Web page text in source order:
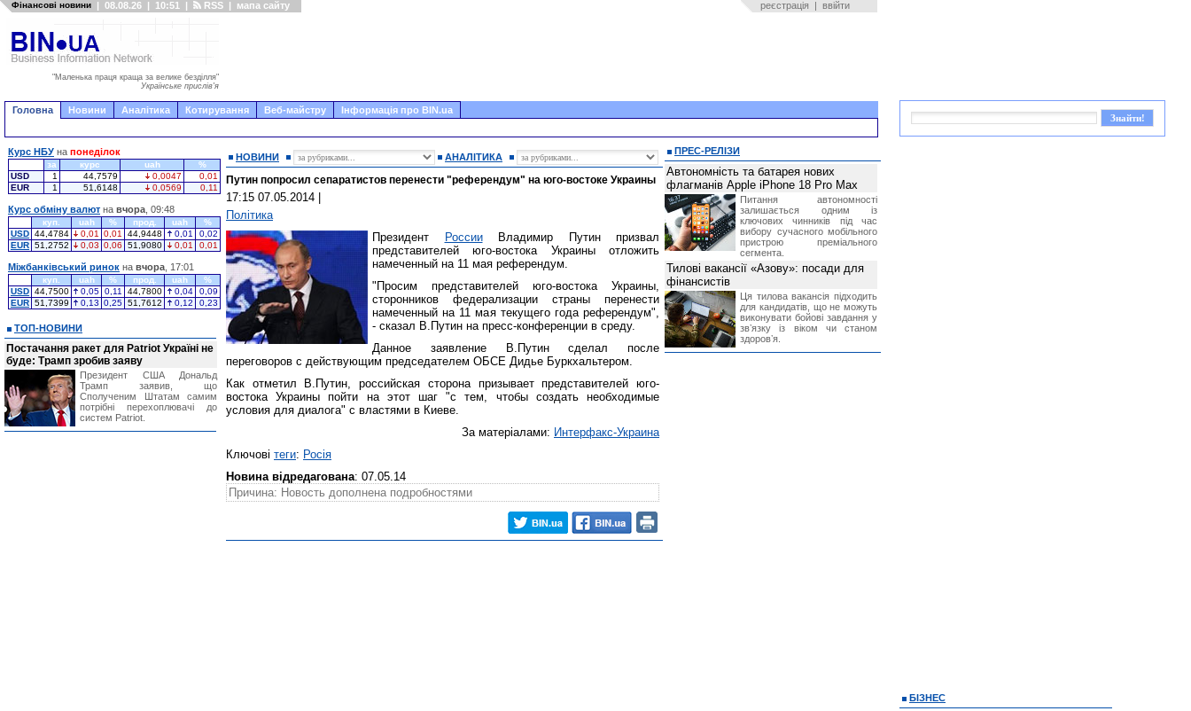
Фінансові новини | 08.08.26 | 10:51 | RSS | мапа сайту реєстрація | ввійти
"Маленька праця краща за велике безділля"
Українське прислів'я
Головна Новини Аналітика Котирування Веб-майстру Інформація про BIN.ua
НОВИНИ АНАЛІТИКА
Путин попросил сепаратистов перенести "референдум" на юго-востоке Украины
17:15 07.05.2014
Політика
Президент
РоссииВладимир Путин призвал
представителей юго-востока Украины отложить
намеченный на 11 мая референдум.
"Просим представителей юго-востока Украины,
сторонников федерализации страны перенести
намеченный на 11 мая текущего года референдум",
- сказал В.Путин на пресс-конференции в среду.
Данное заявление В.Путин сделал после
переговоров с действующим председателем ОБСЕ Дидье Буркхальтером.
Как отметил В.Путин, российская сторона призывает представителей юго-
востока Украины пойти на этот шаг "с тем, чтобы создать необходимые
условия для диалога" с властями в Киеве.
За матеріалами: Интерфакс-Украина
Ключові теги: Росія
Новина відредагована: 07.05.14
Причина: Новость дополнена подробностями
Курс НБУ на понеділок
за курс uah
%
USD
1 44,7579 0,0047
0,01
EUR
1 51,6148 0,0569 0,11
Курс обміну валют на вчора , 09:48
куп. uah % прод. uah
%
USD 44,4784 0,01 0,01 44,9448 0,01
0,02
EUR 51,2752 0,03 0,06 51,9080 0,01 0,01
Міжбанківський ринок на вчора , 17:01
куп. uah % прод. uah
%
USD 44,7500 0,05 0,11 44,7800 0,04
0,09
EUR 51,7399 0,13 0,25 51,7612 0,12 0,23
ТОП-НОВИНИ
Постачання ракет для Patriot Україні не
буде: Трамп зробив заяву
Президент США Дональд
Трамп заявив, що
Сполученим Штатам самим
потрібні перехоплювачі до
систем Patriot.
ПРЕС-РЕЛІЗИ
Автономність та батарея нових
флагманів Apple iPhone 18 Pro Max
Питання автономності
залишається одним із
ключових чинників під час
вибору сучасного мобільного
пристрою преміального
сегмента.
Тилові вакансії «Азову»: посади для
фінансистів
Ця тилова вакансія підходить
для кандидатів, що не можуть
виконувати бойові завдання у
звʼязку із віком чи станом
здоровʼя.
БІЗНЕС